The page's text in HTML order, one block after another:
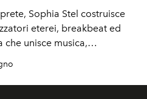
Sophia Stel costruisce
eterei, breakbeat ed
unisce musica,